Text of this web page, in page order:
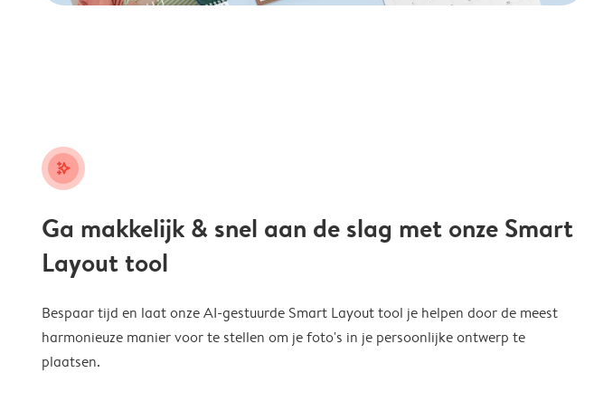
stars_plus
Ga makkelijk & snel aan de slag met onze Smart
Layout tool
Bespaar tijd en laat onze AI-gestuurde Smart Layout tool je helpen door de meest
harmonieuze manier voor te stellen om je foto's in je persoonlijke ontwerp te
plaatsen.